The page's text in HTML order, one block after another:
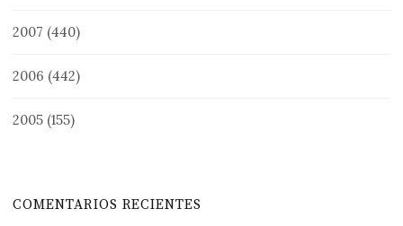
2007 (440)
2006 (442)
2005 (155)
COMENTARIOS RECIENTES